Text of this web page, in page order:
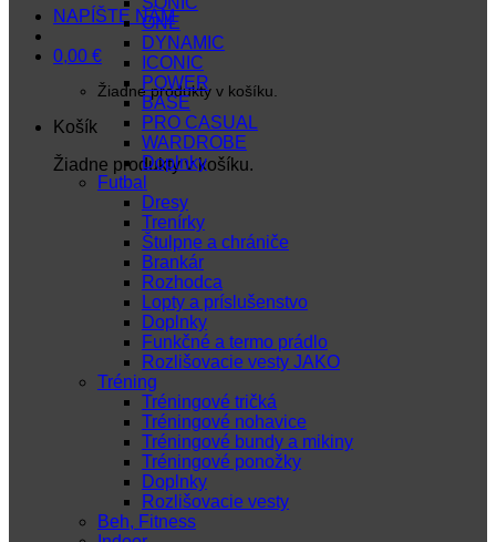
NAPÍŠTE NÁM
0,00 €
Žiadne produkty v košíku.
Košík
Žiadne produkty v košíku.
ONE
DYNAMIC
ICONIC
POWER
BASE
PRO CASUAL
WARDROBE
Doplnky
Futbal
Dresy
Trenírky
Štulpne a chrániče
Brankár
Rozhodca
Lopty a príslušenstvo
Doplnky
Funkčné a termo prádlo
Rozlišovacie vesty JAKO
Tréning
Tréningové tričká
Tréningové nohavice
Tréningové bundy a mikiny
Tréningové ponožky
Doplnky
Rozlišovacie vesty
Beh, Fitness